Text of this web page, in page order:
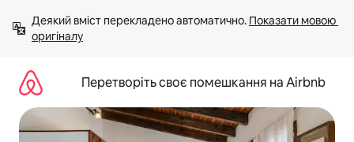
вмісту
Деякий вміст перекладено автоматично. Показати мовою
оригіналу
Перетворіть своє помешкання на Airbnb